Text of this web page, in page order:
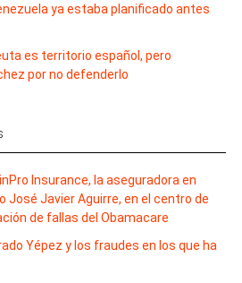
ya estaba planificado antes
es territorio español, pero
por no defenderlo
Insurance, la aseguradora en
José Javier Aguirre, en el centro de
de fallas del Obamacare
Yépez y los fraudes en los que ha